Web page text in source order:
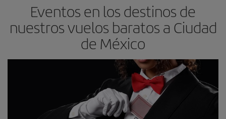
Eventos en los destinos de
nuestros vuelos baratos a Ciudad
de México